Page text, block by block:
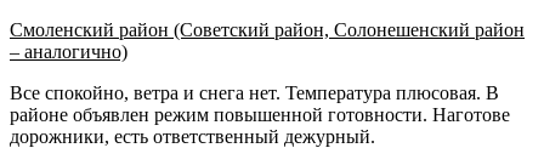
Смоленский район (Советский район, Солонешенский район
– аналогично)
Все спокойно, ветра и снега нет. Температура плюсовая. В
районе объявлен режим повышенной готовности. Наготове
дорожники, есть ответственный дежурный.